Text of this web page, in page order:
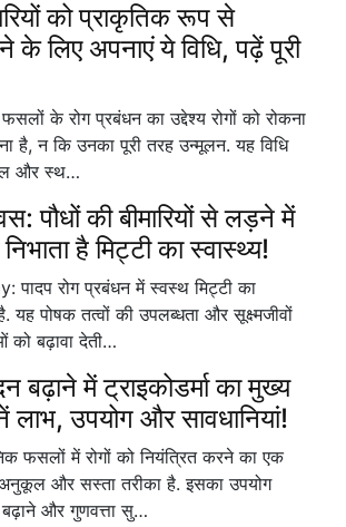
को प्राकृतिक रूप से
के लिए अपनाएं ये विधि, पढ़ें पूरी
के रोग प्रबंधन का उद्देश्य रोगों को रोकना
है, न कि उनका पूरी तरह उन्मूलन. यह विधि
और स्थ…
पौधों की बीमारियों से लड़ने में
है मिट्टी का स्वास्थ्य!
रोग प्रबंधन में स्वस्थ मिट्टी का
यह पोषक तत्वों की उपलब्धता और सूक्ष्मजीवों
बढ़ावा देती…
बढ़ाने में ट्राइकोडर्मा का मुख्य
लाभ, उपयोग और सावधानियां!
फसलों में रोगों को नियंत्रित करने का एक
और सस्ता तरीका है. इसका उपयोग
और गुणवत्ता सु…